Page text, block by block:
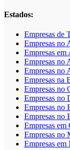
Estados:
Empresas de
Empresas no
Empresas em
Empresas no
Empresas no
Empresas na
Empresas no
Empresas no
Empresas no
Empresas no
Empresas em
Empresas no
Empresas em